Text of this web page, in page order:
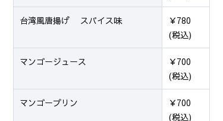
台湾風唐揚げ スパイス味
￥780
(税込)
マンゴージュース
￥700
(税込)
マンゴープリン
￥700
(税込)